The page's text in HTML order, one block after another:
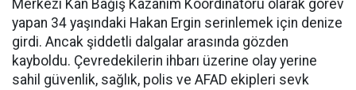
Merkezi Kan Bağış Kazanım Koordinatörü olarak görev
yapan 34 yaşındaki Hakan Ergin serinlemek için denize
girdi. Ancak şiddetli dalgalar arasında gözden
kayboldu. Çevredekilerin ihbarı üzerine olay yerine
sahil güvenlik, sağlık, polis ve AFAD ekipleri sevk